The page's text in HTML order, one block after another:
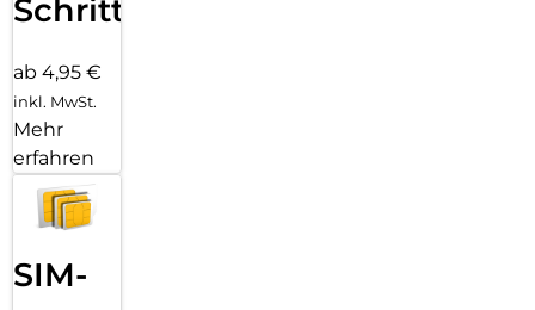
Schritten
ab 4,95 €
inkl. MwSt.
Mehr
erfahren
SIM-